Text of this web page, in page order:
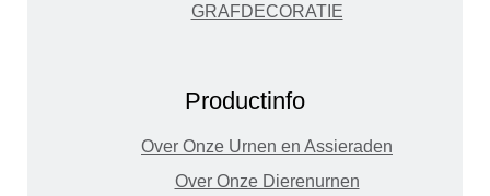
GRAFDECORATIE
Productinfo
Over Onze Urnen en Assieraden
Over Onze Dierenurnen